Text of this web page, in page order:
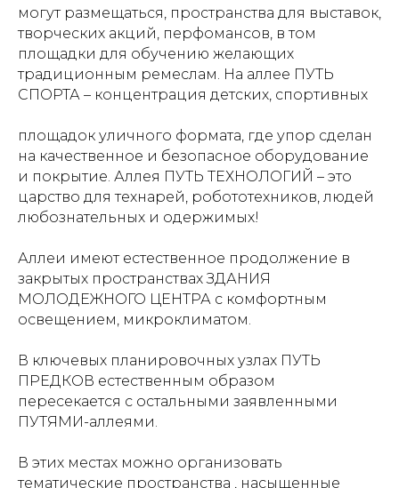
могут размещаться, пространства для выставок,
творческих акций, перфомансов, в том
площадки для обучению желающих
традиционным ремеслам. На аллее ПУТЬ
СПОРТА – концентрация детских, спортивных
площадок уличного формата, где упор сделан
на качественное и безопасное оборудование
и покрытие. Аллея ПУТЬ ТЕХНОЛОГИЙ – это
царство для технарей, робототехников, людей
любознательных и одержимых!
Аллеи имеют естественное продолжение в
закрытых пространствах ЗДАНИЯ
МОЛОДЕЖНОГО ЦЕНТРА с комфортным
освещением, микроклиматом.
В ключевых планировочных узлах ПУТЬ
ПРЕДКОВ естественным образом
пересекается с остальными заявленными
ПУТЯМИ-аллеями.
В этих местах можно организовать
тематические пространства , насыщенные